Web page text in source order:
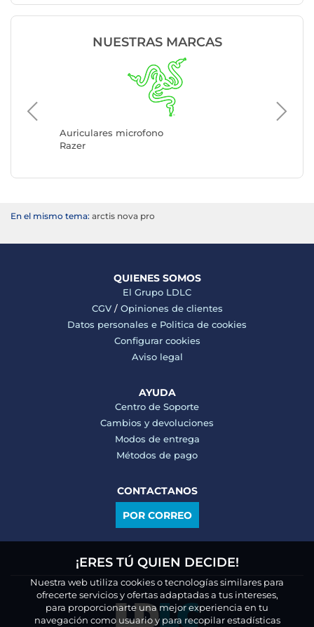
NUESTRAS MARCAS
Auriculares microfono
Razer
En el mismo tema: arctis nova pro
QUIENES SOMOS
El Grupo LDLC
CGV/ Opiniones de clientes
Datos personales e Politica de cookies
Configurar cookies
Aviso legal
AYUDA
Centro de Soporte
Cambios y devoluciones
Modos de entrega
Métodos de pago
CONTACTANOS
POR CORREO
¡ERES TÚ QUIEN DECIDE!
Nuestra web utiliza cookies o tecnologías similares para
ofrecerte servicios y ofertas adaptadas a tus intereses,
para proporcionarte una mejor experiencia en tu
navegación como usuario y para recopilar estadísticas